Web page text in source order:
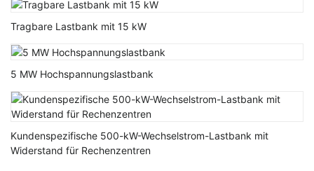
Tragbare Lastbank mit 15 kW
5 MW Hochspannungslastbank
Kundenspezifische 500-kW-Wechselstrom-Lastbank mit
Widerstand für Rechenzentren